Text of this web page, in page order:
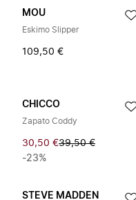
MOU
Eskimo Slipper
109,50 €
CHICCO
Zapato Coddy
30,50 €39,50 €
-23%
STEVE MADDEN